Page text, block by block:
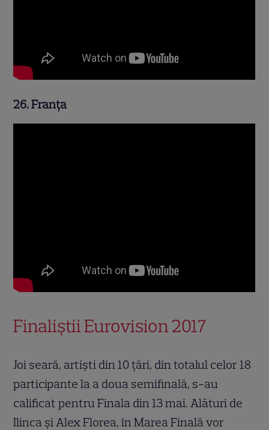
26. Franța
Finaliştii Eurovision 2017
Joi seară, artişti din 10 ţări, din totalul celor 18
participante la a doua semifinală, s-au
calificat pentru Finala din 13 mai. Alături de
Ilinca şi Alex Florea, în Marea Finală vor